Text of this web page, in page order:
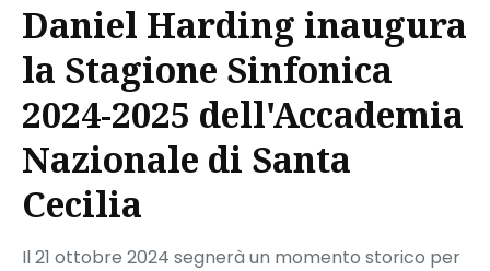
Daniel Harding inaugura
la Stagione Sinfonica
2024-2025 dell'Accademia
Nazionale di Santa
Cecilia
Il 21 ottobre 2024 segnerà un momento storico per